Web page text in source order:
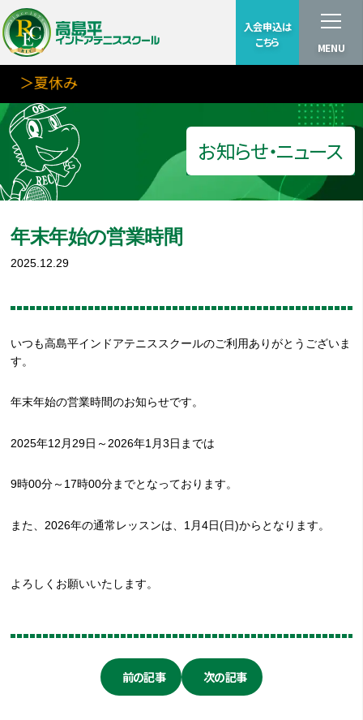
入会申込は
こちら
MENU
＞夏休み
お知らせ・ニュース
年末年始の営業時間
2025.12.29
いつも高島平インドアテニススクールのご利用ありがとうございま
す。
年末年始の営業時間のお知らせです。
2025年12月29日～2026年1月3日までは
9時00分～17時00分までとなっております。
また、2026年の通常レッスンは、1月4日(日)からとなります。
よろしくお願いいたします。
前の記事 次の記事